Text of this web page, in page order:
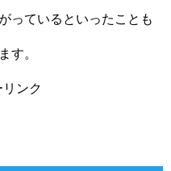
っているといったことも
す。
ンク